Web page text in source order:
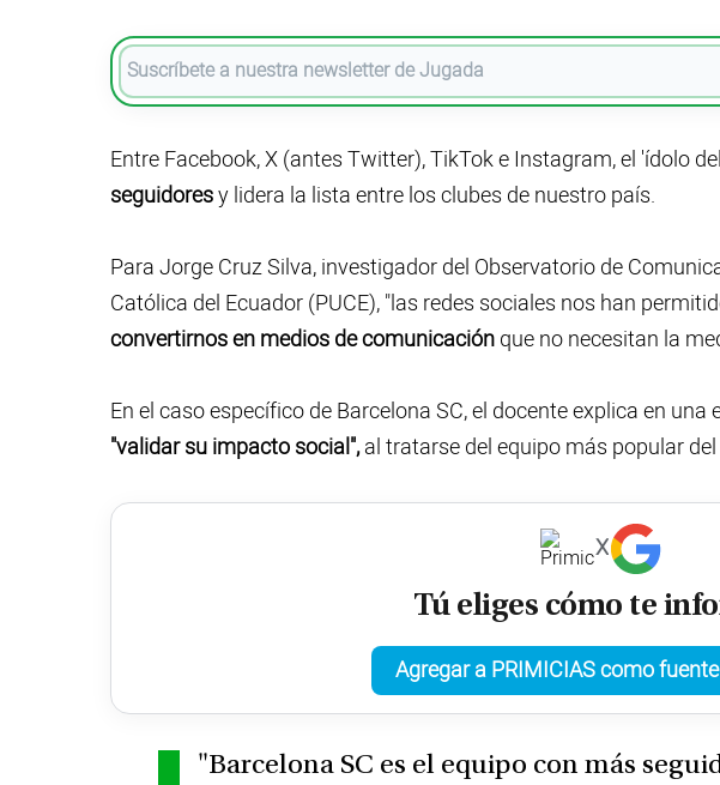
Entre Facebook, X (antes Twitter), TikTok e Instagram, el 'ídolo
seguidoresy lidera la lista entre los clubes de nuestro país.
Para Jorge Cruz Silva, investigador del Observatorio de
Católica del Ecuador (PUCE), "las redes sociales nos han
convertirnos en medios de comunicaciónque no necesitan la
En el caso específico de Barcelona SC, el docente explica en
"validar su impacto social",al tratarse del equipo más popular
X
Tú eliges cómo te
Agregar a PRIMICIAS como
"Barcelona SC es el equipo con más